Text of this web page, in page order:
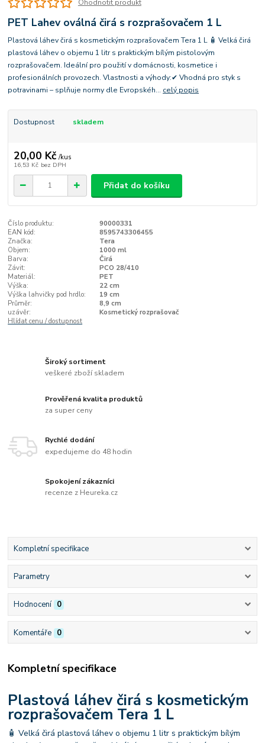
Ohodnotit produkt
PET Lahev oválná čirá s rozprašovačem 1 L
Plastová láhev čirá s kosmetickým rozprašovačem Tera 1 L 🧴 Velká čirá
plastová láhev o objemu 1 litr s praktickým bílým pistolovým
rozprašovačem. Ideální pro použití v domácnosti, kosmetice i
profesionálních provozech. Vlastnosti a výhody:✔ Vhodná pro styk s
potravinami – splňuje normy dle Evropskéh... celý popis
Dostupnost skladem
20,00 Kč /kus
16,53 Kč bez DPH
Přidat do košíku
Číslo produktu:
90000331
EAN kód:
8595743306455
Značka:
Tera
Objem:
1000 ml
Barva:
Čirá
Závit:
PCO 28/410
Materiál:
PET
Výška:
22 cm
Výška lahvičky pod hrdlo:
19 cm
Průměr:
8,9 cm
uzávěr:
Kosmetický rozprašovač
Hlídat cenu / dostupnost
Široký sortiment
veškeré zboží skladem
Prověřená kvalita produktů
za super ceny
Rychlé dodání
expedujeme do 48 hodin
Spokojení zákazníci
recenze z Heureka.cz
Kompletní specifikace
Parametry
Hodnocení 0
Komentáře 0
Kompletní specifikace
Plastová láhev čirá s kosmetickým
rozprašovačem Tera 1 L
🧴 Velká čirá plastová láhev o objemu 1 litr s praktickým bílým